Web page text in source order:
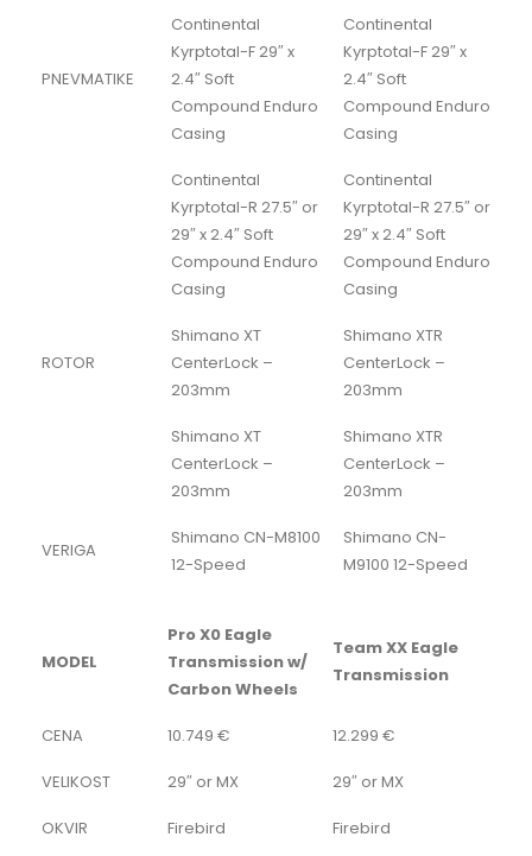
PNEVMATIKE
Continental
Kyrptotal-F 29″ x
2.4″ Soft
Compound Enduro
Casing
Continental
Kyrptotal-F 29″ x
2.4″ Soft
Compound Enduro
Casing
Continental
Kyrptotal-R 27.5″ or
29″ x 2.4″ Soft
Compound Enduro
Casing
Continental
Kyrptotal-R 27.5″ or
29″ x 2.4″ Soft
Compound Enduro
Casing
ROTOR
Shimano XT
CenterLock –
203mm
Shimano XTR
CenterLock –
203mm
Shimano XT
CenterLock –
203mm
Shimano XTR
CenterLock –
203mm
VERIGA
Shimano CN-M8100
12-Speed
Shimano CN-
M9100 12-Speed
MODEL
Pro X0 Eagle
Transmission w/
Carbon Wheels
Team XX Eagle
Transmission
CENA 10.749 € 12.299 €
VELIKOST 29″ or MX 29″ or MX
OKVIR Firebird Firebird